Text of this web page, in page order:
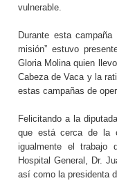
vulnerable.
Durante esta
misión” estuvo
Gloria Molina quien
Cabeza de Vaca y la
estas campañas de
Felicitando a la
que está cerca de la
igualmente el trabajo
Hospital General, Dr.
así como la presidenta